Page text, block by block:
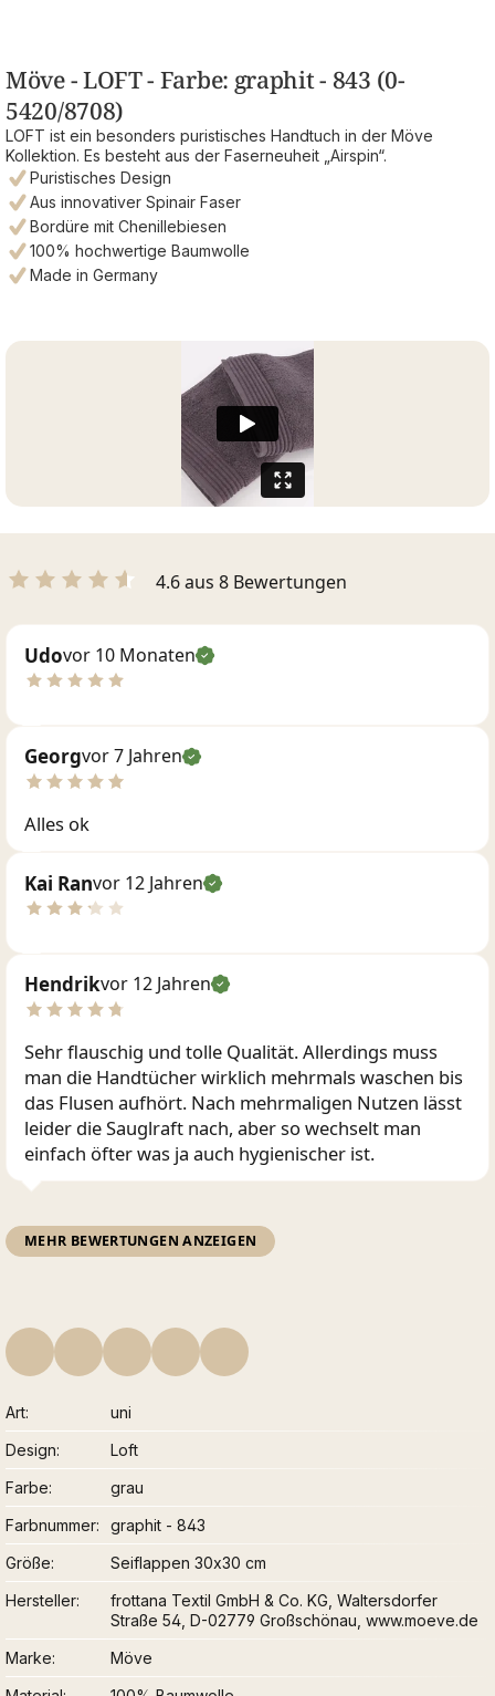
Möve - LOFT - Farbe: graphit - 843 (0-
5420/8708)
LOFT ist ein besonders puristisches Handtuch in der Möve
Kollektion. Es besteht aus der Faserneuheit „Airspin“.
Puristisches Design
Aus innovativer Spinair Faser
Bordüre mit Chenillebiesen
100% hochwertige Baumwolle
Made in Germany
4.6 aus 8 Bewertungen
Udovor 10 Monaten
Georgvor 7 Jahren
Alles ok
Kai Ranvor 12 Jahren
Hendrikvor 12 Jahren
Sehr flauschig und tolle Qualität. Allerdings muss
man die Handtücher wirklich mehrmals waschen bis
das Flusen aufhört. Nach mehrmaligen Nutzen lässt
leider die Sauglraft nach, aber so wechselt man
einfach öfter was ja auch hygienischer ist.
MEHR BEWERTUNGEN ANZEIGEN
Art
uni
Design
Loft
Farbe
grau
Farbnummer
graphit - 843
Größe
Seiflappen 30x30 cm
Hersteller
frottana Textil GmbH & Co. KG, Waltersdorfer
Straße 54, D-02779 Großschönau, www.moeve.de
Marke
Möve